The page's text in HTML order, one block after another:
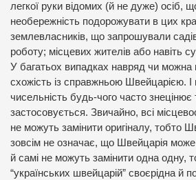
легкої руки відомих (й не дуже) осіб,
необережність подорожувати в цих
землевласників, що запрошували
роботу; місцевих жителів або навіть
У багатьох випадках навряд чи можна
схожість із справжньою Швейцарією. І
чисельність будь-чого часто знецінює
застосовується. Звичайно, всі
не можуть замінити оригіналу, тобто
зовсім не означає, що Швейцарія може
й самі не можуть замінити одна одну,
“українських швейцарій” своєрідна й